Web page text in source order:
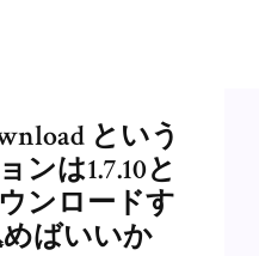
という
は1.7.10と
ンロードす
ばいいか